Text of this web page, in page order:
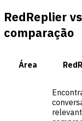
RedReplier
comparação
Área